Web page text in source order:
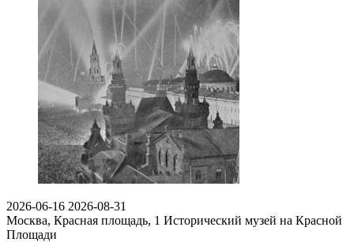
2026-06-16 2026-08-31
Москва, Красная площадь, 1 Исторический музей на Красной
Площади